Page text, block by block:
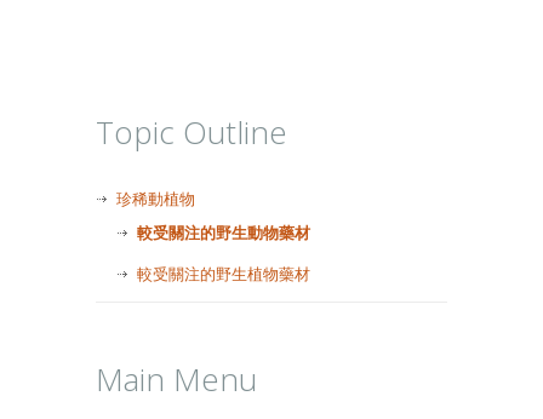
Topic Outline
珍稀動植物
較受關注的野生動物藥材
較受關注的野生植物藥材
Main Menu